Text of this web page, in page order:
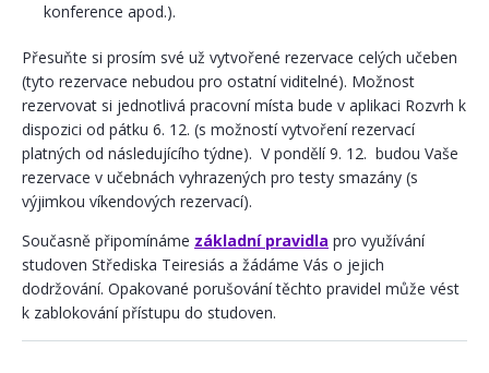
konference apod.).
Přesuňte si prosím své už vytvořené rezervace celých učeben
(tyto rezervace nebudou pro ostatní viditelné). Možnost
rezervovat si jednotlivá pracovní místa bude v aplikaci Rozvrh k
dispozici od pátku 6. 12. (s možností vytvoření rezervací
platných od následujícího týdne). V pondělí 9. 12. budou Vaše
rezervace v učebnách vyhrazených pro testy smazány (s
výjimkou víkendových rezervací).
Současně připomínáme základní pravidla pro využívání
studoven Střediska Teiresiás a žádáme Vás o jejich
dodržování. Opakované porušování těchto pravidel může vést
k zablokování přístupu do studoven.